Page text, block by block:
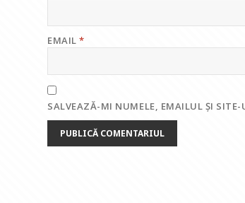
EMAIL*
SALVEAZĂ-MI NUMELE, EMAILUL ȘI